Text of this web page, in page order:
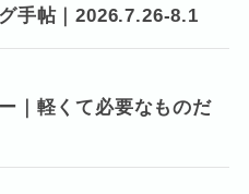
手帖｜2026.7.26-8.1
｜軽くて必要なものだ